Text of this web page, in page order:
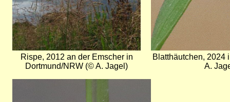
Rispe, 2012 an der Emscher in
Dortmund/NRW (© A. Jagel)
Blatthäutchen,
A.